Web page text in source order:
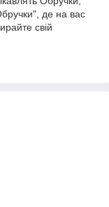
де на вас
свій